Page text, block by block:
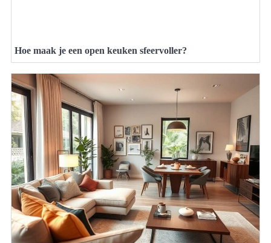
Hoe maak je een open keuken sfeervoller?